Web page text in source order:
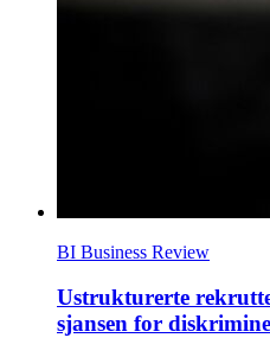
BI Business Review
Ustrukturerte
sjansen for